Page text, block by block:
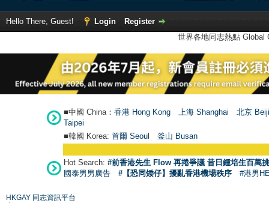
Hello There, Guest! Login
Register
世界各地同志熱點
■中國 China： 香港 Hong Kong 上海 Shanghai
北京
Taipei
■韓國 Korea: 首爾 Seoul 釜山 Busan
Hot Search: #前香港先生 Flow 再捲爭議 昔日鍾培生百萬
國泰男男廣告
#【恐同矮仔】擾亂香港機場秩序 #港男
HKGAY 同志資訊平台